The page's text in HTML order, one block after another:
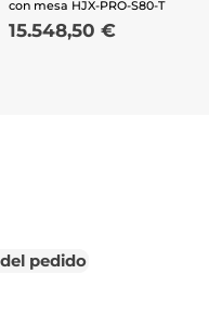
con mesa HJX-PRO-S80-T
Price
15.548,50 €
pedido